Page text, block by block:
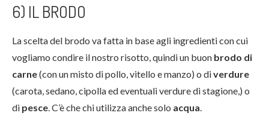
6) IL BRODO
La scelta del brodo va fatta in base agli ingredienti con cui
vogliamo condire il nostro risotto, quindi un buon brodo di
carne(con un misto di pollo, vitello e manzo) o diverdure
(carota, sedano, cipolla ed eventuali verdure di stagione,) o
di pesce . C’è che chi utilizza anche solo acqua